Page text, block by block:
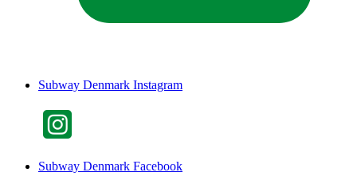
Subway Denmark Instagram
Subway Denmark Facebook